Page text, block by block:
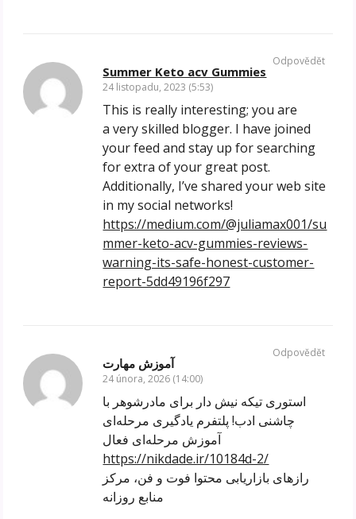
Summer Keto acv Gummies
24 listopadu, 2023 (5:53)
This is really interesting; you are
a very skilled blogger. I have joined
your feed and stay up for searching
for extra of your great post.
Additionally, I’ve shared your web site
in my social networks!
https://medium.com/@juliamax001/su
mmer-keto-acv-gummies-reviews-
warning-its-safe-honest-customer-
report-5dd49196f297
Odpovědět
آموزش مهارت
24 února, 2026 (14:00)
استوری تیکه نیش دار برای مادرشوهر با
چاشنی ادب! پلتفرم یادگیری مرحله‌ای
آموزش مرحله‌ای فعال
https://nikdade.ir/10184d-2/
رازهای بازاریابی محتوا فوت و فن، مرکز
منابع روزانه
Odpovědět